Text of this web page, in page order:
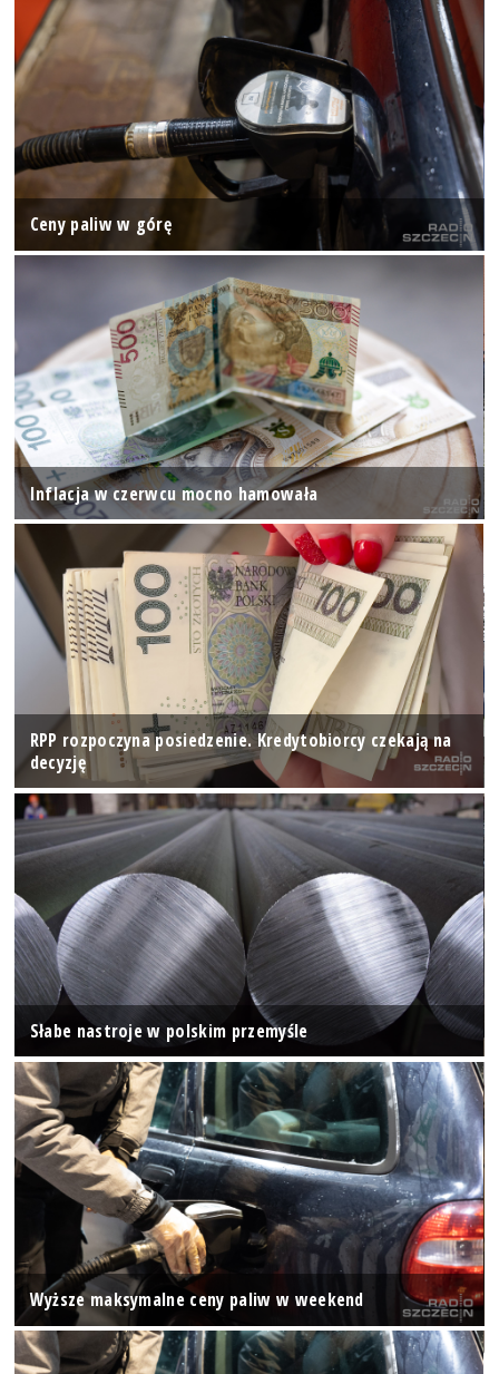
Ceny paliw w górę
Inflacja w czerwcu mocno hamowała
RPP rozpoczyna posiedzenie. Kredytobiorcy czekają na
decyzję
Słabe nastroje w polskim przemyśle
Wyższe maksymalne ceny paliw w weekend